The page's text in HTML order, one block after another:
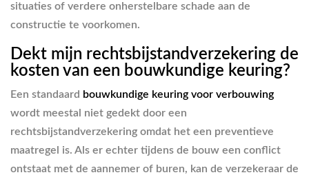
situaties of verdere onherstelbare schade aan de
constructie te voorkomen.
Dekt mijn rechtsbijstandverzekering de
kosten van een bouwkundige keuring?
Een standaard bouwkundige keuring voor verbouwing
wordt meestal niet gedekt door een
rechtsbijstandverzekering omdat het een preventieve
maatregel is. Als er echter tijdens de bouw een conflict
ontstaat met de aannemer of buren, kan de verzekeraar de